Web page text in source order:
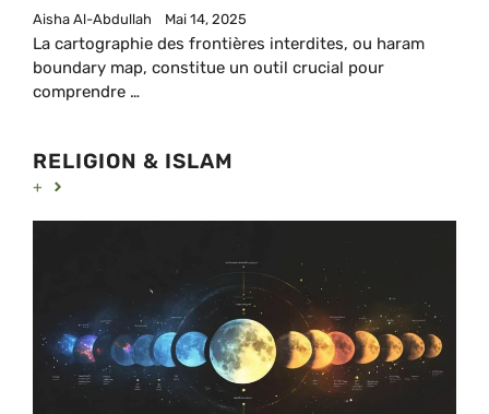
Aisha Al-Abdullah Mai 14, 2025
La cartographie des frontières interdites, ou haram
boundary map, constitue un outil crucial pour
comprendre …
RELIGION & ISLAM
+